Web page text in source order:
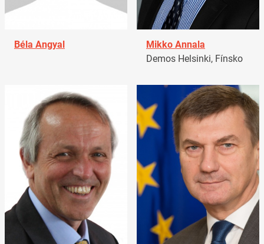
Béla Angyal
Mikko Annala
Demos Helsinki, Fínsko